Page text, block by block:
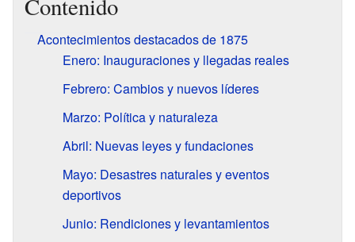
Contenido
Acontecimientos destacados de 1875
Enero: Inauguraciones y llegadas reales
Febrero: Cambios y nuevos líderes
Marzo: Política y naturaleza
Abril: Nuevas leyes y fundaciones
Mayo: Desastres naturales y eventos
deportivos
Junio: Rendiciones y levantamientos